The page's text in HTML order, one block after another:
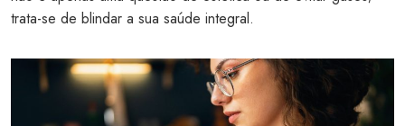
trata-se de blindar a sua saúde integral.